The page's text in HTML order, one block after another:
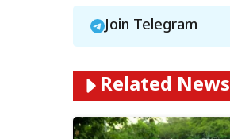
Join Telegram
Related News